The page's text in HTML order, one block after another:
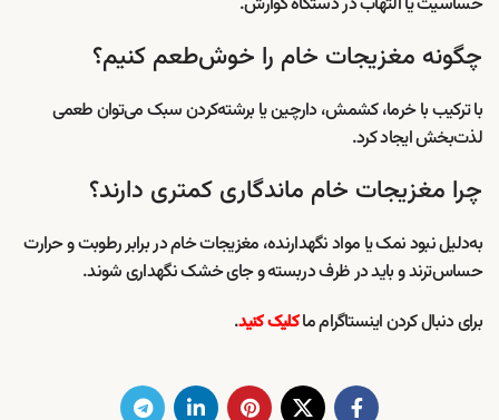
چگونه مغزیجات خام را خوش‌طعم کنیم؟
با ترکیب با خرما، کشمش، دارچین یا برشته‌کردن سبک می‌توان طعمی
لذت‌بخش ایجاد کرد.
چرا مغزیجات خام ماندگاری کمتری دارند؟
به‌دلیل نبود نمک یا مواد نگهدارنده، مغزیجات خام در برابر رطوبت و حرارت
حساس‌ترند و باید در ظرف دربسته و جای خشک نگهداری شوند.
برای دنبال کردن اینستاگرام ماکلیک کنید.